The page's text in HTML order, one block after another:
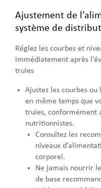
Ajustement de
système de
Réglez les courbes et
immédiatement après
truies
Ajustez les courbes
en même temps que
truies, conformément
nutritionnistes.
Consultez les
niveaux
corporel.
Ne jamais nourrir
de base